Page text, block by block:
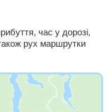
час у дорозі,
рух маршрутки